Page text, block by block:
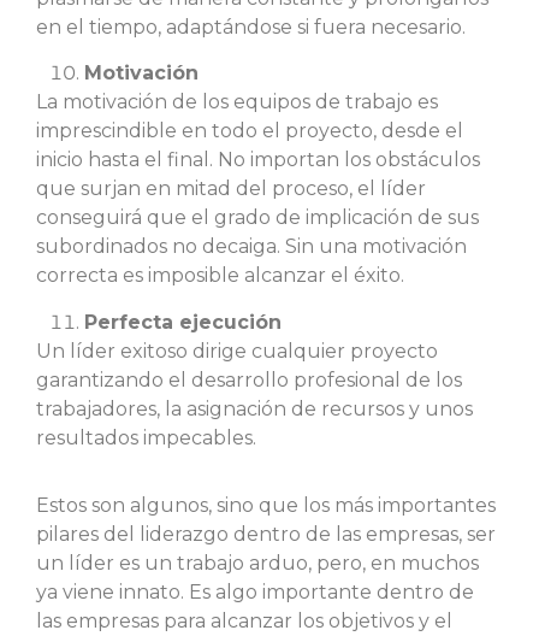
en el tiempo, adaptándose si fuera necesario.
Motivación
La motivación de los equipos de trabajo es
imprescindible en todo el proyecto, desde el
inicio hasta el final. No importan los obstáculos
que surjan en mitad del proceso, el líder
conseguirá que el grado de implicación de sus
subordinados no decaiga. Sin una motivación
correcta es imposible alcanzar el éxito.
Perfecta ejecución
Un líder exitoso dirige cualquier proyecto
garantizando el desarrollo profesional de los
trabajadores, la asignación de recursos y unos
resultados impecables.
Estos son algunos, sino que los más importantes
pilares del liderazgo dentro de las empresas, ser
un líder es un trabajo arduo, pero, en muchos
ya viene innato. Es algo importante dentro de
las empresas para alcanzar los objetivos y el